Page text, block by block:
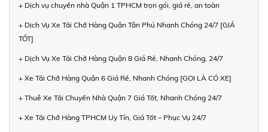
+ Dịch vụ chuyển nhà Quận 1 TPHCM trọn gói, giá rẻ, an toàn
+ Dịch Vụ Xe Tải Chở Hàng Quận Tân Phú Nhanh Chóng 24/7 [GIÁ
TỐT]
+ Dịch Vụ Xe Tải Chở Hàng Quận 8 Giá Rẻ, Nhanh Chóng, 24/7
+ Xe Tải Chở Hàng Quận 6 Giá Rẻ, Nhanh Chóng [GỌI LÀ CÓ XE]
+ Thuê Xe Tải Chuyển Nhà Quận 7 Giá Tốt, Nhanh Chóng 24/7
+ Xe Tải Chở Hàng TPHCM Uy Tín, Giá Tốt – Phục Vụ 24/7